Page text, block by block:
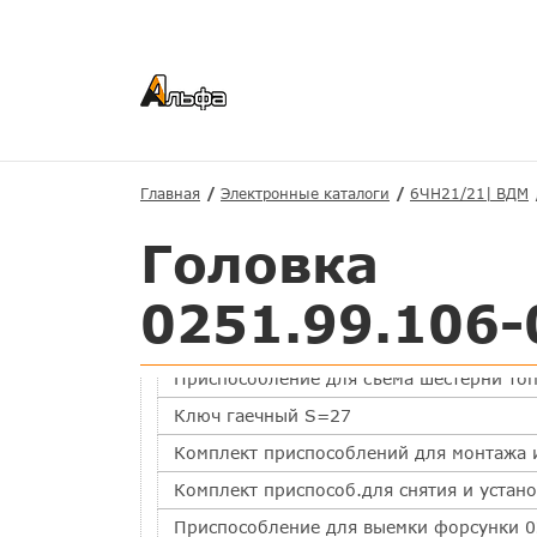
Главная Электронные каталоги 6ЧН21/21| ВДМ
Головка
0251.99.106-
Приспособ.для фильтрующего элемента
Вороток для сменных головок
Приспособление для установки и
Комплект приспособлений для
Приспособление для съема шестерни
Ключ гаечный S=27
Комплект приспособлений для
Комплект приспособ.для снятия и
Приспособление для выемки форсунки